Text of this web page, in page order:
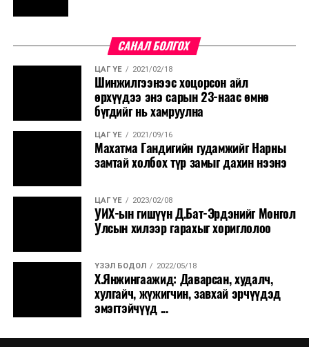
САНАЛ БОЛГОХ
ЦАГ ҮЕ 2021/02/18
Шинжилгээнээс хоцорсон айл
өрхүүдээ энэ сарын 23-наас өмнө
бүгдийг нь хамруулна
ЦАГ ҮЕ 2021/09/16
Махатма Гандигийн гудамжийг Нарны
замтай холбох түр замыг дахин нээнэ
ЦАГ ҮЕ 2023/02/08
УИХ-ын гишүүн Д.Бат-Эрдэнийг Монгол
Улсын хилээр гарахыг хориглолоо
ҮЗЭЛ БОДОЛ 2022/05/18
Х.Янжингаажид: Даварсан, худалч,
хулгайч, жүжигчин, завхай эрчүүдэд
эмэгтэйчүүд ...